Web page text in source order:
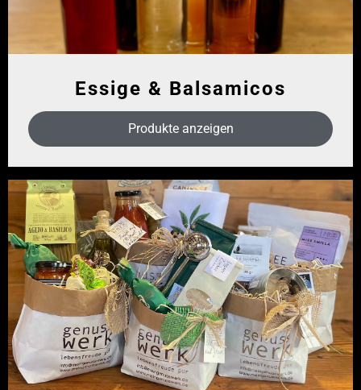
Essige & Balsamicos
Produkte anzeigen